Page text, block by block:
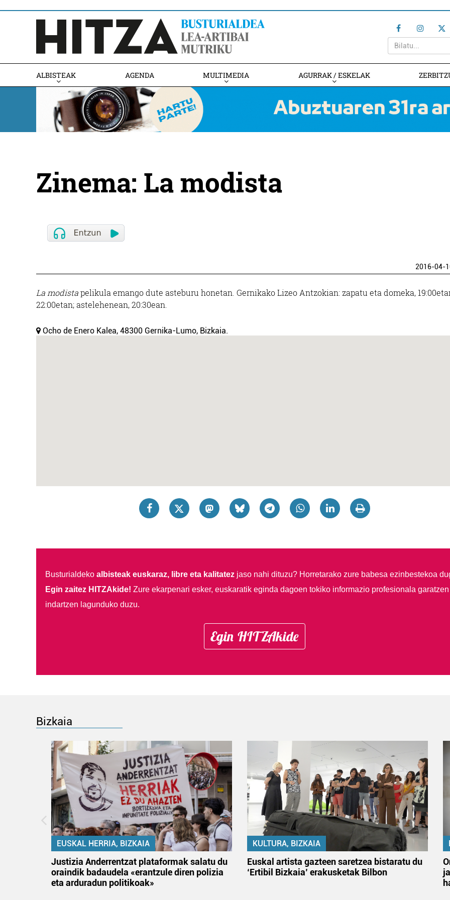
ALBISTEAK AGENDA MULTIMEDIA AGURRAK / ESKELAK
Zinema: La modista
2016-04-
La modistapelikula emango dute asteburu honetan. Gernikako Lizeo Antzokian: zapatu eta domeka,
22:00etan; astelehenean, 20:30ean.
Ocho de Enero Kalea, 48300 Gernika-Lumo, Bizkaia.
Busturialdeko albisteak euskaraz, libre eta kalitatezjaso nahi dituzu? Horretarako zure babesa ezinbestekoa
Egin zaitez HITZAkide! Zure ekarpenari esker, euskaratik eginda dagoen tokiko informazio profesionala garatzen
indartzen lagunduko duzu.
Egin HITZAkide
Bizkaia
EUSKAL HERRIA, BIZKAIA
Justizia Anderrentzat plataformak salatu du
oraindik badaudela «erantzule diren polizia
eta arduradun politikoak»
KULTURA, BIZKAIA
Euskal artista gazteen saretzea bistaratu du
‘Ertibil Bizkaia’ erakusketak Bilbon